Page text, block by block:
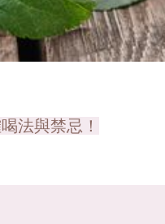
法與禁忌！